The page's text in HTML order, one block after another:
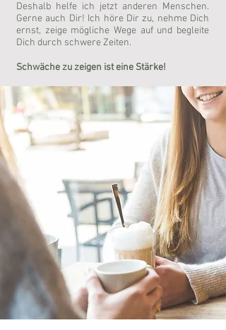
Deshalb helfe ich jetzt anderen Menschen.
Gerne auch Dir! Ich höre Dir zu, nehme Dich
ernst, zeige mögliche Wege auf und begleite
Dich durch schwere Zeiten.
Schwäche zu zeigen ist eine Stärke!